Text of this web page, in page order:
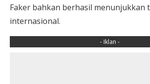
Faker bahkan berhasil menunjukkan
internasional.
- Iklan -